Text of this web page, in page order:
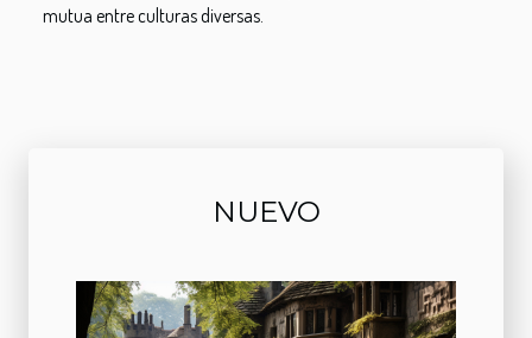
mutua entre culturas diversas.
NUEVO